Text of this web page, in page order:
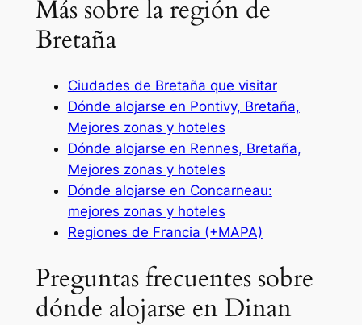
Más sobre la región de
Bretaña
Ciudades de Bretaña que visitar
Dónde alojarse en Pontivy, Bretaña,
Mejores zonas y hoteles
Dónde alojarse en Rennes, Bretaña,
Mejores zonas y hoteles
Dónde alojarse en Concarneau:
mejores zonas y hoteles
Regiones de Francia (+MAPA)
Preguntas frecuentes sobre
dónde alojarse en Dinan